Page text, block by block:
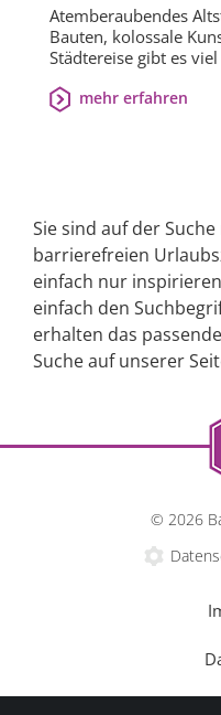
Atemberaubendes
Bauten, kolossale
Städtereise gibt es
mehr erfahren
Sie sind auf der
barrierefreien
einfach nur
einfach den
erhalten das
Suche auf unserer
© 2026